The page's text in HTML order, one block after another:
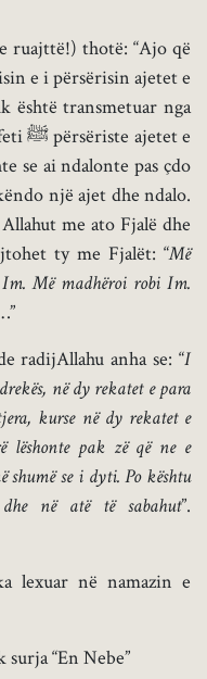
ruajttë!) thotë: “Ajo që
e i përsërisin ajetet e
është transmetuar nga
se ai ndalonte pas çdo
një ajet dhe ndalo.
me ato Fjalë dhe
ty me Fjalët: “Më
Më madhëroi robi Im.
radijAllahu anha se: “I
në dy rekatet e para
kurse në dy rekatet e
lëshonte pak zë që ne e
shumë se i dyti. Po kështu
në atë të sabahut”.
“En Nebe”